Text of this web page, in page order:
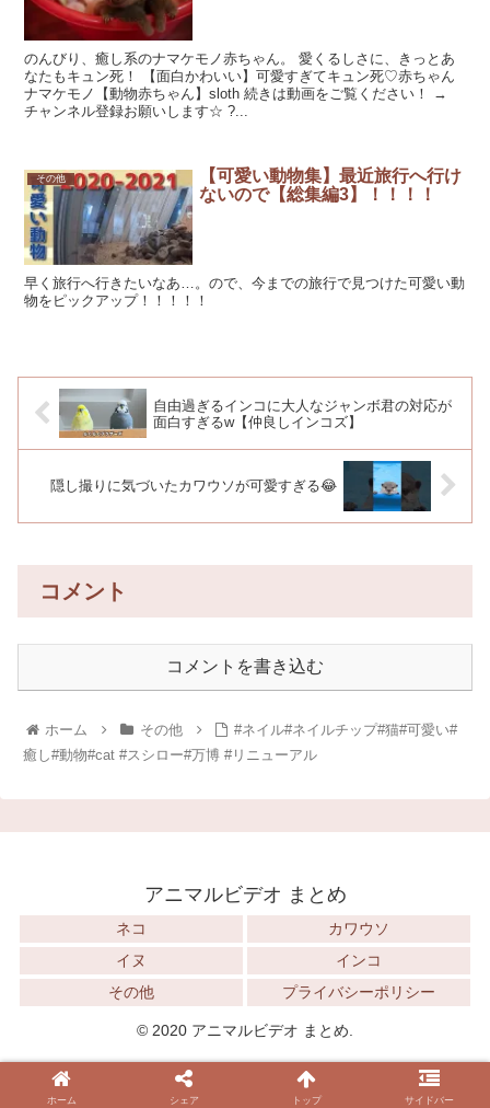
のんびり、癒し系のナマケモノ赤ちゃん。 愛くるしさに、きっとあ
なたもキュン死！ 【面白かわいい】可愛すぎてキュン死♡赤ちゃん
ナマケモノ【動物赤ちゃん】sloth 続きは動画をご覧ください！ →
チャンネル登録お願いします☆ ?...
その他
【可愛い動物集】最近旅行へ行け
ないので【総集編3】！！！！
早く旅行へ行きたいなあ…。ので、今までの旅行で見つけた可愛い動
物をピックアップ！！！！！
自由過ぎるインコに大人なジャンボ君の対応が
面白すぎるw【仲良しインコズ】
隠し撮りに気づいたカワウソが可愛すぎる😂
コメント
コメントを書き込む
ホーム その他
#ネイル#ネイルチップ#猫#可愛い#
癒し#動物#cat #スシロー#万博 #リニューアル
アニマルビデオ まとめ
ネコ
カワウソ
イヌ
インコ
その他
プライバシーポリシー
© 2020 アニマルビデオ まとめ.
ホーム シェア トップ サイドバー